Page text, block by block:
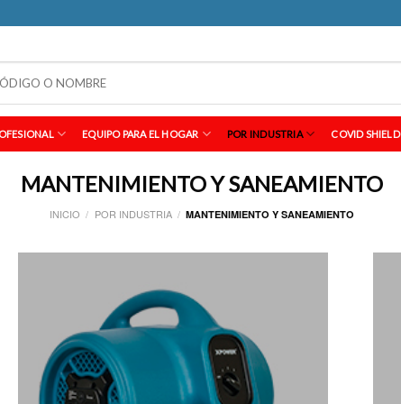
EQUIPO PARA EL HOGAR POR INDUSTRIA COVID SHIELD
MANTENIMIENTO Y SANEAMIENTO
INICIO / POR INDUSTRIA / MANTENIMIENTO Y SANEAMIENTO